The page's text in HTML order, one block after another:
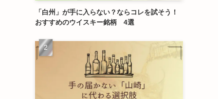
「白州」が手に入らない？ならコレを試そう！
おすすめのウイスキー銘柄 4選